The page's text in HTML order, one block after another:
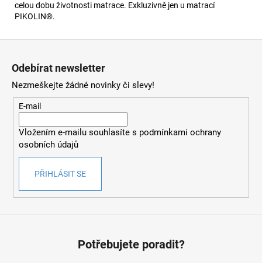
celou dobu životnosti matrace. Exkluzivně jen u matrací
PIKOLIN®.
Odebírat newsletter
Nezmeškejte žádné novinky či slevy!
E-mail
Vložením e-mailu souhlasíte s podmínkami ochrany
osobních údajů
PŘIHLÁSIT SE
Potřebujete poradit?